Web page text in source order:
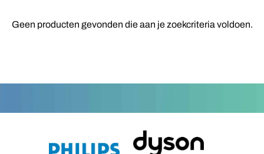
Geen producten gevonden die aan je zoekcriteria voldoen.